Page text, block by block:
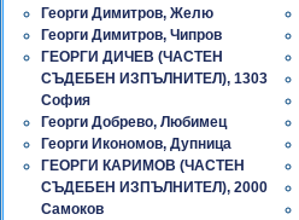
Георги Димитров, Желю
Георги Димитров, Чипров
ГЕОРГИ ДИЧЕВ (ЧАСТЕН
СЪДЕБЕН ИЗПЪЛНИТЕЛ), 1303
София
Георги Добрево, Любимец
Георги Икономов, Дупница
ГЕОРГИ КАРИМОВ (ЧАСТЕН
СЪДЕБЕН ИЗПЪЛНИТЕЛ), 2000
Самоков